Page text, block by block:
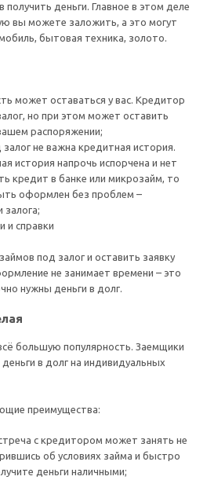
деньги. Главное в этом деле
вы можете заложить, а это могут
бытовая техника, золото.
может оставаться у вас. Кредитор
но при этом может оставить
распоряжении;
не важна кредитная история.
история напрочь испорчена и нет
кредит в банке или микрозайм, то
оформлен без проблем –
залога;
и справки
под залог и оставить заявку
не занимает времени – это
нужны деньги в долг.
большую популярность. Заемщики
в долг на индивидуальных
преимущества:
с кредитором может занять не
об условиях займа и быстро
деньги наличными;